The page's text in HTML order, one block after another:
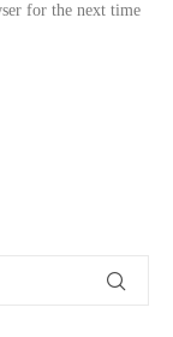
for the next time